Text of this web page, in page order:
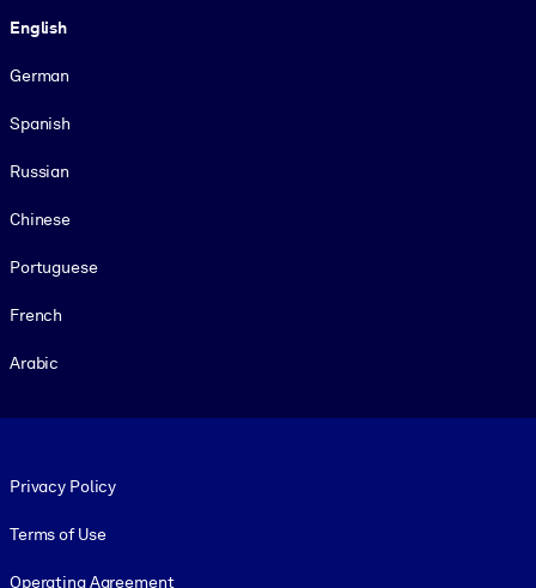
English
German
Spanish
Russian
Chinese
Portuguese
French
Arabic
Privacy Policy
Terms of Use
Operating Agreement